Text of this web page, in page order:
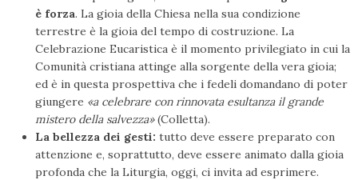
è forza. La gioia della Chiesa nella sua condizione
terrestre è la gioia del tempo di costruzione. La
Celebrazione Eucaristica è il momento privilegiato in cui la
Comunità cristiana attinge alla sorgente della vera gioia;
ed è in questa prospettiva che i fedeli domandano di poter
giungere «a celebrare con rinnovata esultanza il grande
mistero della salvezza»(Colletta).
La bellezza dei gesti: tutto deve essere preparato con
attenzione e, soprattutto, deve essere animato dalla gioia
profonda che la Liturgia, oggi, ci invita ad esprimere.